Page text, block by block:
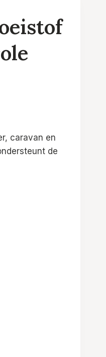
caravan en
de